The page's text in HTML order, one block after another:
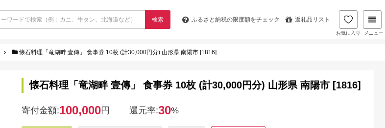
検索 ふるさと納税の限度額をチェック 返礼品リスト
お気に入り メニュー
懐石料理「竜湖畔 壹傳」 食事券 10枚 (計30,000円分) 山形県 南陽市 [1816]
懐石料理「竜湖畔 壹傳」 食事券 10枚 (計30,000円分) 山形県 南陽市 [1816]
寄付金額:100,000円 還元率:30%